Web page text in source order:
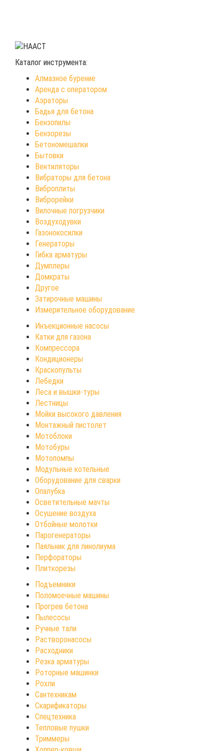
Каталог инструмента:
Алмазное бурение
Аренда с оператором
Аэраторы
Бадья для бетона
Бензопилы
Бензорезы
Бетономешалки
Бытовки
Вентиляторы
Вибраторы для бетона
Виброплиты
Виброрейки
Вилочные погрузчики
Воздуходувки
Газонокосилки
Генераторы
Гибка арматуры
Думплеры
Домкраты
Другое
Затирочные машины
Измерительное оборудование
Инъекционные насосы
Катки для газона
Компрессора
Кондиционеры
Краскопульты
Лебедки
Леса и вышки-туры
Лестницы
Мойки высокого давления
Монтажный пистолет
Мотоблоки
Мотобуры
Мотопомпы
Модульные котельные
Оборудование для сварки
Опалубка
Осветительные мачты
Осушение воздуха
Отбойные молотки
Парогенераторы
Паяльник для линолиума
Перфораторы
Плиткорезы
Подъемники
Поломоечные машины
Прогрев бетона
Пылесосы
Ручные тали
Растворонасосы
Расходники
Резка арматуры
Роторные машинки
Рохли
Сантехникам
Скарификаторы
Спецтехника
Тепловые пушки
Триммеры